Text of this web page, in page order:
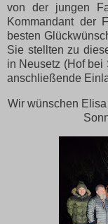
von der jungen
Kommandant der
besten
Sie stellten zu
in Neusetz (Hof bei
anschließende
Wir wünschen